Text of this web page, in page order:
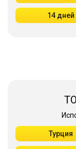
14 дней
Турция